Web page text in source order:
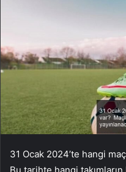
31 Ocak 2024’te hangi